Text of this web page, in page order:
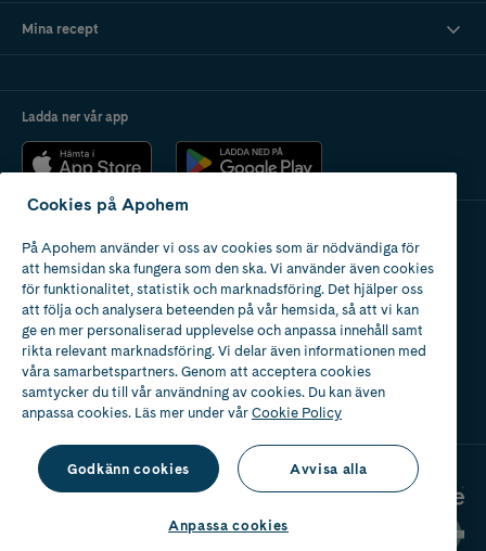
Mina recept
Ladda ner vår app
Apotek med tillstånd
av Läkemedelsverket
Cookies på Apohem
På Apohem använder vi oss av cookies som är nödvändiga för
att hemsidan ska fungera som den ska. Vi använder även cookies
för funktionalitet, statistik och marknadsföring. Det hjälper oss
att följa och analysera beteenden på vår hemsida, så att vi kan
ge en mer personaliserad upplevelse och anpassa innehåll samt
rikta relevant marknadsföring. Vi delar även informationen med
våra samarbetspartners. Genom att acceptera cookies
samtycker du till vår användning av cookies. Du kan även
anpassa cookies. Läs mer under vårCookie Policy
Godkänn cookies Avvisa alla
Anpassa cookies